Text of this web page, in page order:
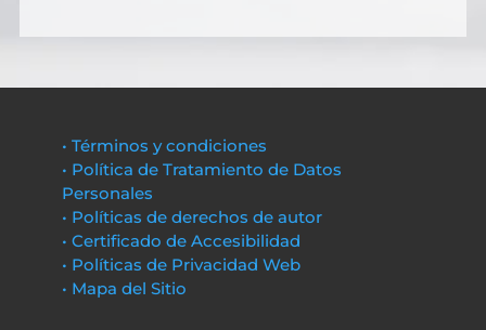
• Términos y condiciones
• Política de Tratamiento de Datos
Personales
• Políticas de derechos de autor
• Certificado de Accesibilidad
• Políticas de Privacidad Web
• Mapa del Sitio